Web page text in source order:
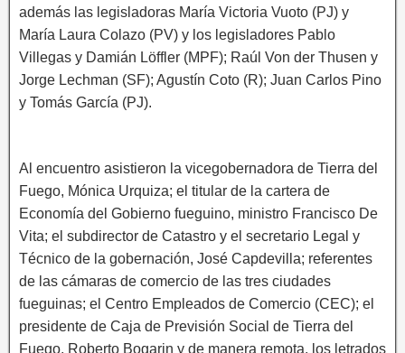
además las legisladoras María Victoria Vuoto (PJ) y
María Laura Colazo (PV) y los legisladores Pablo
Villegas y Damián Löffler (MPF); Raúl Von der Thusen y
Jorge Lechman (SF); Agustín Coto (R); Juan Carlos Pino
y Tomás García (PJ).
Al encuentro asistieron la vicegobernadora de Tierra del
Fuego, Mónica Urquiza; el titular de la cartera de
Economía del Gobierno fueguino, ministro Francisco De
Vita; el subdirector de Catastro y el secretario Legal y
Técnico de la gobernación, José Capdevilla; referentes
de las cámaras de comercio de las tres ciudades
fueguinas; el Centro Empleados de Comercio (CEC); el
presidente de Caja de Previsión Social de Tierra del
Fuego, Roberto Bogarin y de manera remota, los letrados